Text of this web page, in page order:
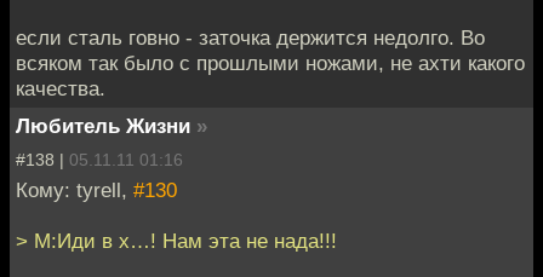
если сталь говно - заточка держится недолго. Во
всяком так было с прошлыми ножами, не ахти какого
качества.
Любитель Жизни »
#138 | 05.11.11 01:16
Кому: tyrell, #130
> М:Иди в х…! Нам эта не нада!!!